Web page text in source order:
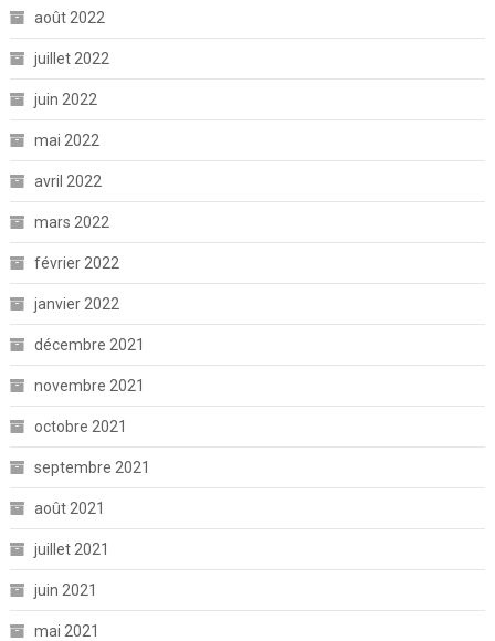
août 2022
juillet 2022
juin 2022
mai 2022
avril 2022
mars 2022
février 2022
janvier 2022
décembre 2021
novembre 2021
octobre 2021
septembre 2021
août 2021
juillet 2021
juin 2021
mai 2021